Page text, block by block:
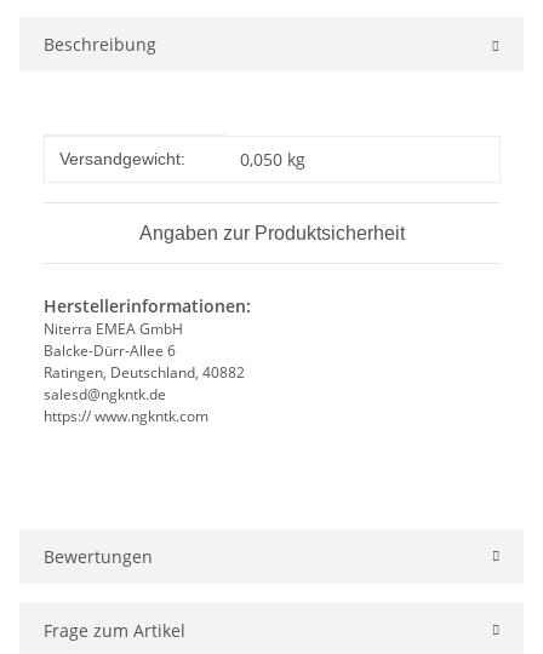
Beschreibung
Produkteigenschaft
Wert
Versandgewicht: 0,050 kg
Angaben zur Produktsicherheit
Herstellerinformationen:
Niterra EMEA GmbH
Balcke-Dürr-Allee 6
Ratingen, Deutschland, 40882
salesd@ngkntk.de
https:// www.ngkntk.com
Bewertungen
Frage zum Artikel